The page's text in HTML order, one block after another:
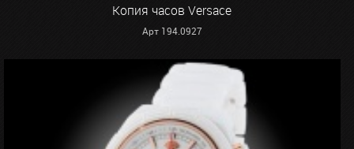
Копия часов Versace
Арт 194.0927